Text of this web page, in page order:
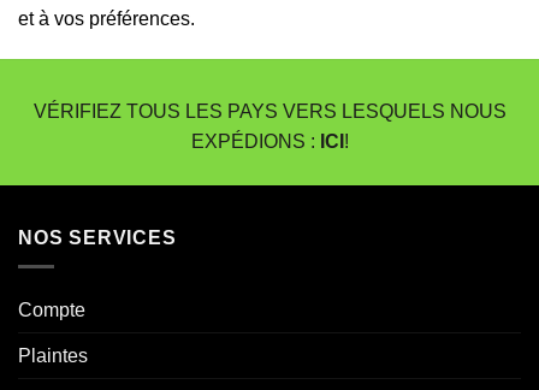
et à vos préférences.
VÉRIFIEZ TOUS LES PAYS VERS LESQUELS NOUS
EXPÉDIONS : ICI !
NOS SERVICES
Compte
Plaintes